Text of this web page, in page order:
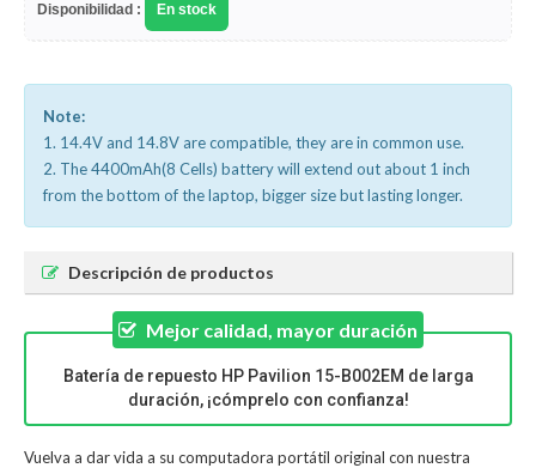
Disponibilidad : En stock
Note:
1. 14.4V and 14.8V are compatible, they are in common use.
2. The 4400mAh(8 Cells) battery will extend out about 1 inch
from the bottom of the laptop, bigger size but lasting longer.
Descripción de productos
Mejor calidad, mayor duración
Batería de repuesto HP Pavilion 15-B002EM de larga
duración, ¡cómprelo con confianza!
Vuelva a dar vida a su computadora portátil original con nuestra